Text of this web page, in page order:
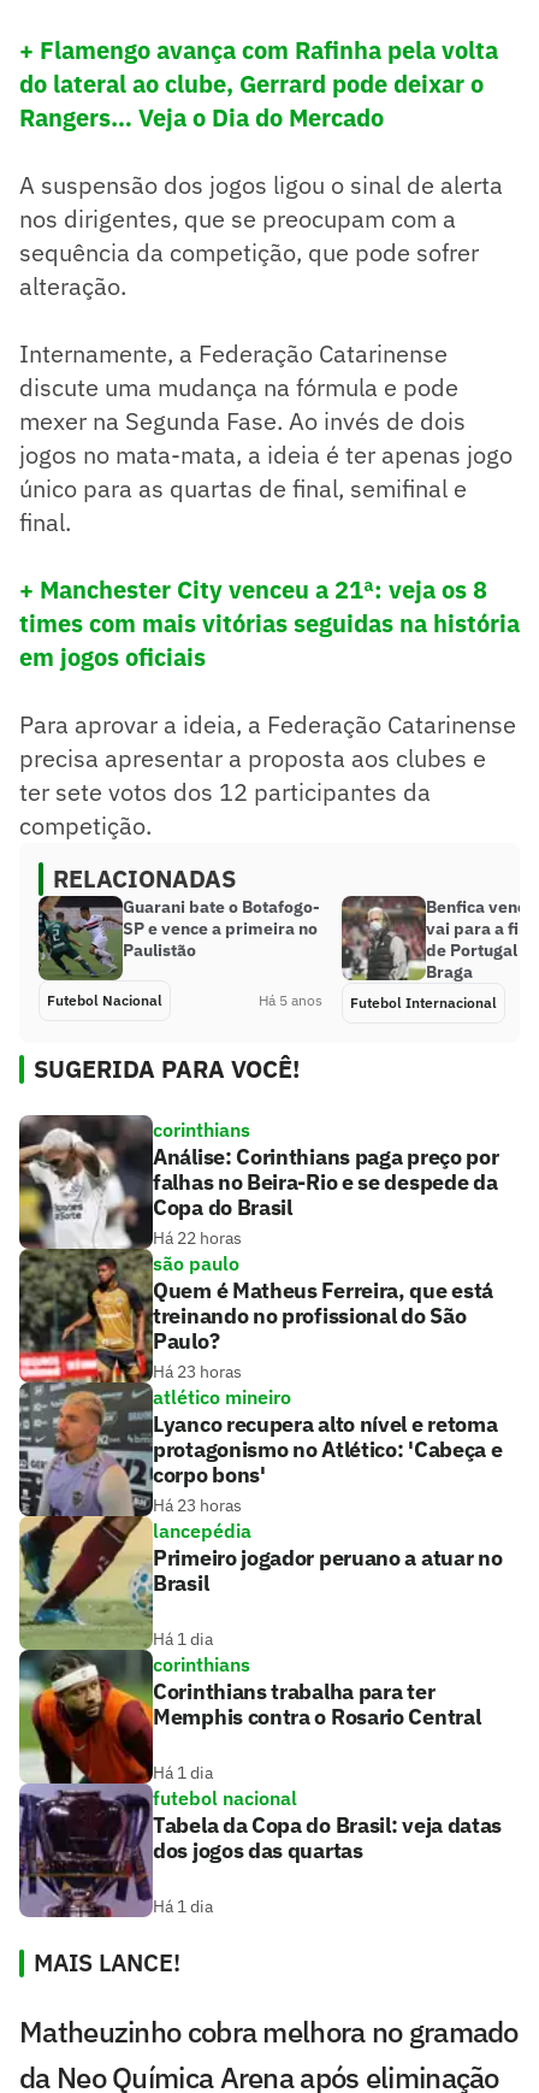
+ Flamengo avança com Rafinha pela volta
do lateral ao clube, Gerrard pode deixar o
Rangers… Veja o Dia do Mercado
A suspensão dos jogos ligou o sinal de alerta
nos dirigentes, que se preocupam com a
sequência da competição, que pode sofrer
alteração.
Internamente, a Federação Catarinense
discute uma mudança na fórmula e pode
mexer na Segunda Fase. Ao invés de dois
jogos no mata-mata, a ideia é ter apenas jogo
único para as quartas de final, semifinal e
final.
+ Manchester City venceu a 21ª: veja os 8
times com mais vitórias seguidas na história
em jogos oficiais
Para aprovar a ideia, a Federação Catarinense
precisa apresentar a proposta aos clubes e
ter sete votos dos 12 participantes da
competição.
RELACIONADAS
Guarani bate o Botafogo-
SP e vence a primeira no
Paulistão
Futebol Nacional Há 5 anos
Benfica
vai para a
de Portugal
Braga
Futebol Internacional
SUGERIDA PARA VOCÊ!
corinthians
Análise: Corinthians paga preço por
falhas no Beira-Rio e se despede da
Copa do Brasil
Há 22 horas
são paulo
Quem é Matheus Ferreira, que está
treinando no profissional do São
Paulo?
Há 23 horas
atlético mineiro
Lyanco recupera alto nível e retoma
protagonismo no Atlético: 'Cabeça e
corpo bons'
Há 23 horas
lancepédia
Primeiro jogador peruano a atuar no
Brasil
Há 1 dia
corinthians
Corinthians trabalha para ter
Memphis contra o Rosario Central
Há 1 dia
futebol nacional
Tabela da Copa do Brasil: veja datas
dos jogos das quartas
Há 1 dia
MAIS LANCE!
Matheuzinho cobra melhora no gramado
da Neo Química Arena após eliminação